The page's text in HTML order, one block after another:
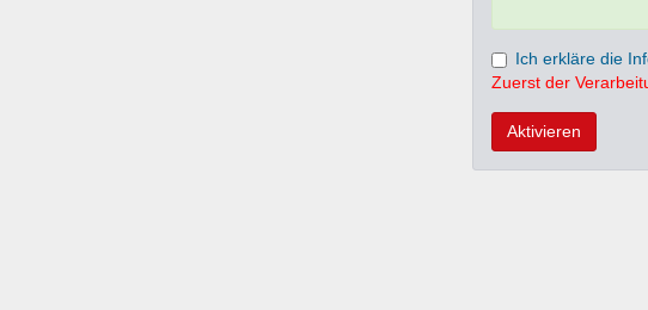
Ich erkläre die
Zuerst der
Aktivieren